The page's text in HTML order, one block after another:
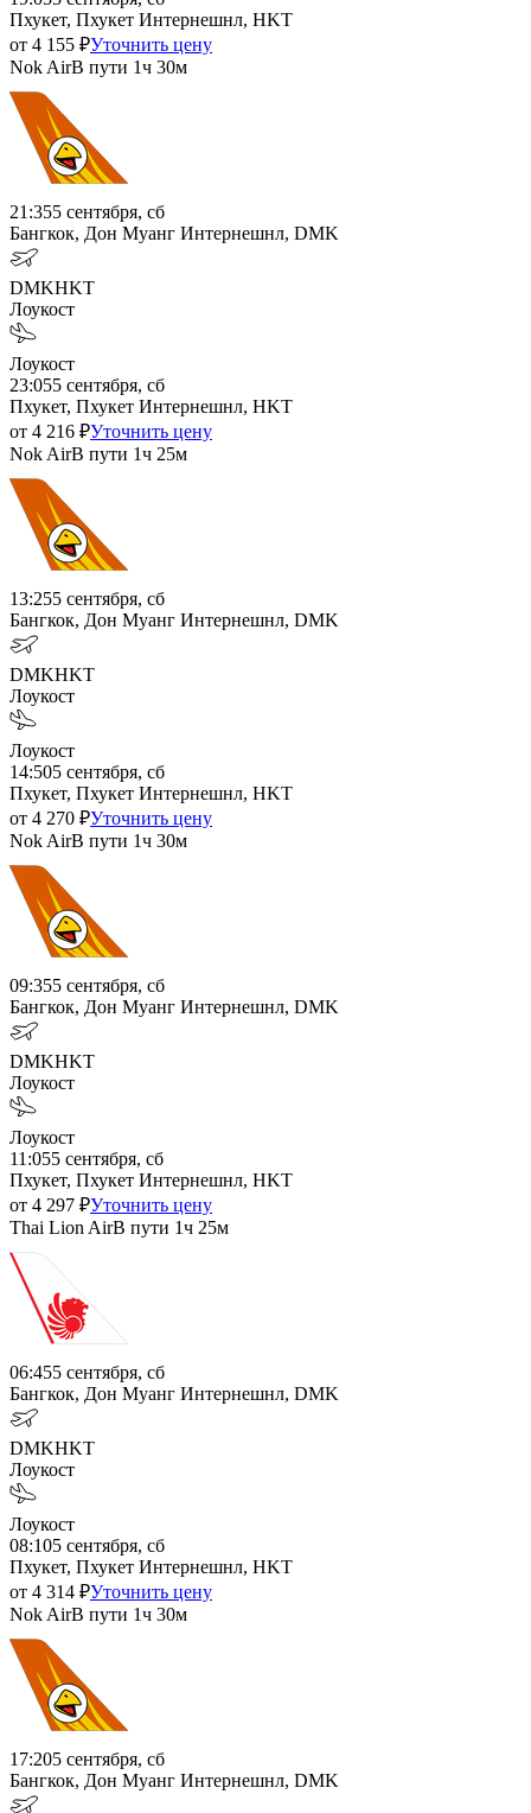
Пхукет, Пхукет Интернешнл, HKT
от 4 155 ₽Уточнить цену
Nok AirВ пути 1ч 30м
21:355 сентября, сб
Бангкок, Дон Муанг Интернешнл, DMK
DMKHKT
Лоукост
Лоукост
23:055 сентября, сб
Пхукет, Пхукет Интернешнл, HKT
от 4 216 ₽Уточнить цену
Nok AirВ пути 1ч 25м
13:255 сентября, сб
Бангкок, Дон Муанг Интернешнл, DMK
DMKHKT
Лоукост
Лоукост
14:505 сентября, сб
Пхукет, Пхукет Интернешнл, HKT
от 4 270 ₽Уточнить цену
Nok AirВ пути 1ч 30м
09:355 сентября, сб
Бангкок, Дон Муанг Интернешнл, DMK
DMKHKT
Лоукост
Лоукост
11:055 сентября, сб
Пхукет, Пхукет Интернешнл, HKT
от 4 297 ₽Уточнить цену
Thai Lion AirВ пути 1ч 25м
06:455 сентября, сб
Бангкок, Дон Муанг Интернешнл, DMK
DMKHKT
Лоукост
Лоукост
08:105 сентября, сб
Пхукет, Пхукет Интернешнл, HKT
от 4 314 ₽Уточнить цену
Nok AirВ пути 1ч 30м
17:205 сентября, сб
Бангкок, Дон Муанг Интернешнл, DMK